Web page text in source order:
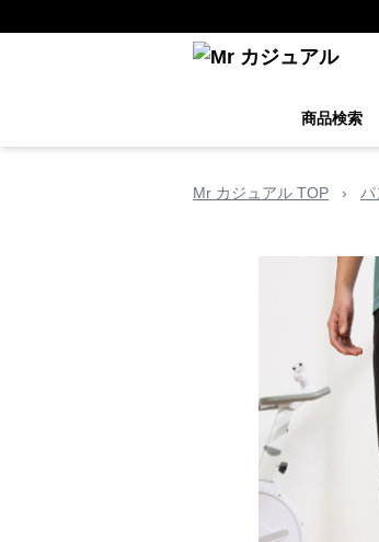
商品検索
Mr カジュアル TOP ›